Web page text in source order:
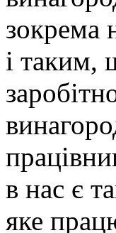
зокрема
і таким,
в нас є
яке